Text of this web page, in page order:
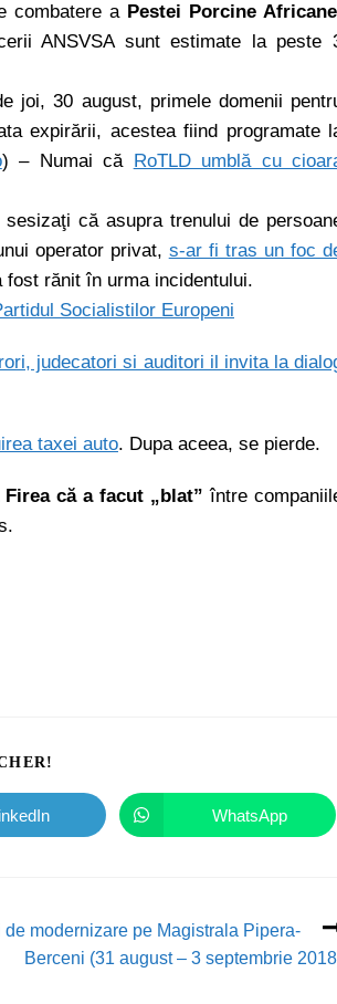
combatere a Pestei Porcine Africane
ANSVSA sunt estimate la peste
joi, 30 august, primele domenii
expirării, acestea fiind programate
) – Numai că RoTLD umblă cu
că asupra trenului de
operator privat, s-ar fi tras un foc
fost rănit în urma incidentului.
Socialistilor Europeni
judecatori si auditori il invita la
taxei auto. Dupa aceea, se pierde.
că a facut „blat” între
WhatsApp
de modernizare pe Magistrala Pipera-
Berceni (31 august – 3 septembrie